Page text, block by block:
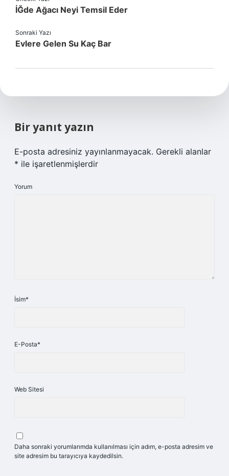
İĞde Ağacı Neyi Temsil Eder
Sonraki Yazı
Evlere Gelen Su Kaç Bar
Bir yanıt yazın
E-posta adresiniz yayınlanmayacak. Gerekli alanlar
* ile işaretlenmişlerdir
Yorum
İsim*
E-Posta*
Web Sitesi
Daha sonraki yorumlarımda kullanılması için adım, e-posta adresim ve
site adresim bu tarayıcıya kaydedilsin.